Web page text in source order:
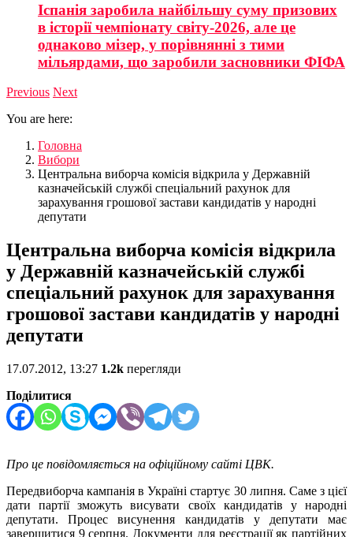
Іспанія заробила найбільшу суму призових
в історії чемпіонату світу-2026, але це
однаково мізер, у порівнянні з тими
мільярдами, що заробили засновники ФІФА
Previous Next
You are here:
Головна
Вибори
Центральна виборча комісія відкрила у Державній
казначейській службі спеціальний рахунок для
зарахування грошової застави кандидатів у народні
депутати
Центральна виборча комісія відкрила
у Державній казначейській службі
спеціальний рахунок для зарахування
грошової застави кандидатів у народні
депутати
17.07.2012, 13:27 1.2k перегляди
Поділитися
Про це повідомляється на офіційному сайті ЦВК.
Передвиборча кампанія в Україні стартує 30 липня. Саме з цієї
дати партії зможуть висувати своїх кандидатів у народні
депутати. Процес висунення кандидатів у депутати має
завершитися 9 серпня. Документи для реєстрації як партійних